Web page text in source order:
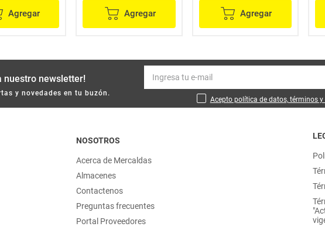
Agregar Agregar Agregar
nuestro newsletter!
y novedades en tu buzón.
Acepto política de datos, términos
NOSOTROS
Acerca de Mercaldas
Almacenes
Contactenos
Preguntas frecuentes
Portal Proveedores